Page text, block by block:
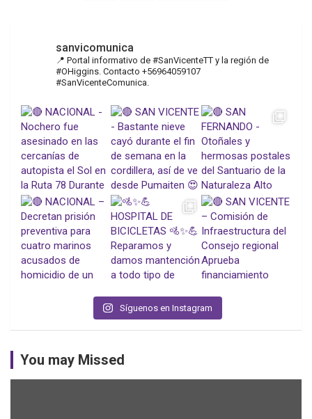
sanvicomunica
📍 Portal informativo de #SanVicenteTT y la región de
#OHiggins. Contacto +56964059107
#SanVicenteComunica.
Síguenos en Instagram
You may Missed